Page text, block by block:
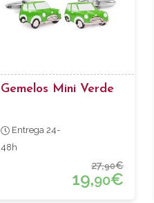
Gemelos Mini Verde
Entrega 24-
48h
27,90€
19,90€